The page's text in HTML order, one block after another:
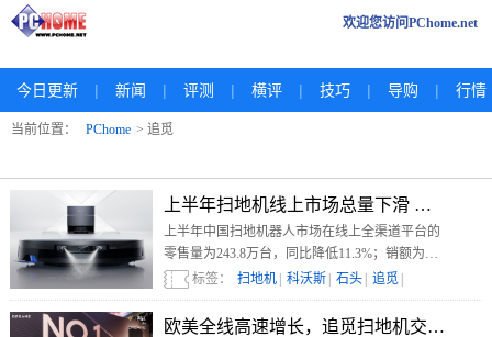
欢迎您访问PChome.net
今日更新 | 新闻 | 评测 | 横评 | 技巧 | 导购 | 行情
当前位置： PChome > 追觅
上半年扫地机线上市场总量下滑 高端市场
上半年中国扫地机器人市场在线上全渠道平台的
零售量为243.8万台，同比降低11.3%；销额为
79.8亿元，同比降低6.7%。
标签： 扫地机 科沃斯 石头 追觅
欧美全线高速增长，追觅扫地机交出“中